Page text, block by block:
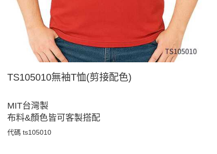
TS105010無袖T恤(剪接配色)
MIT台灣製
布料&顏色皆可客製搭配
代碼 ts105010